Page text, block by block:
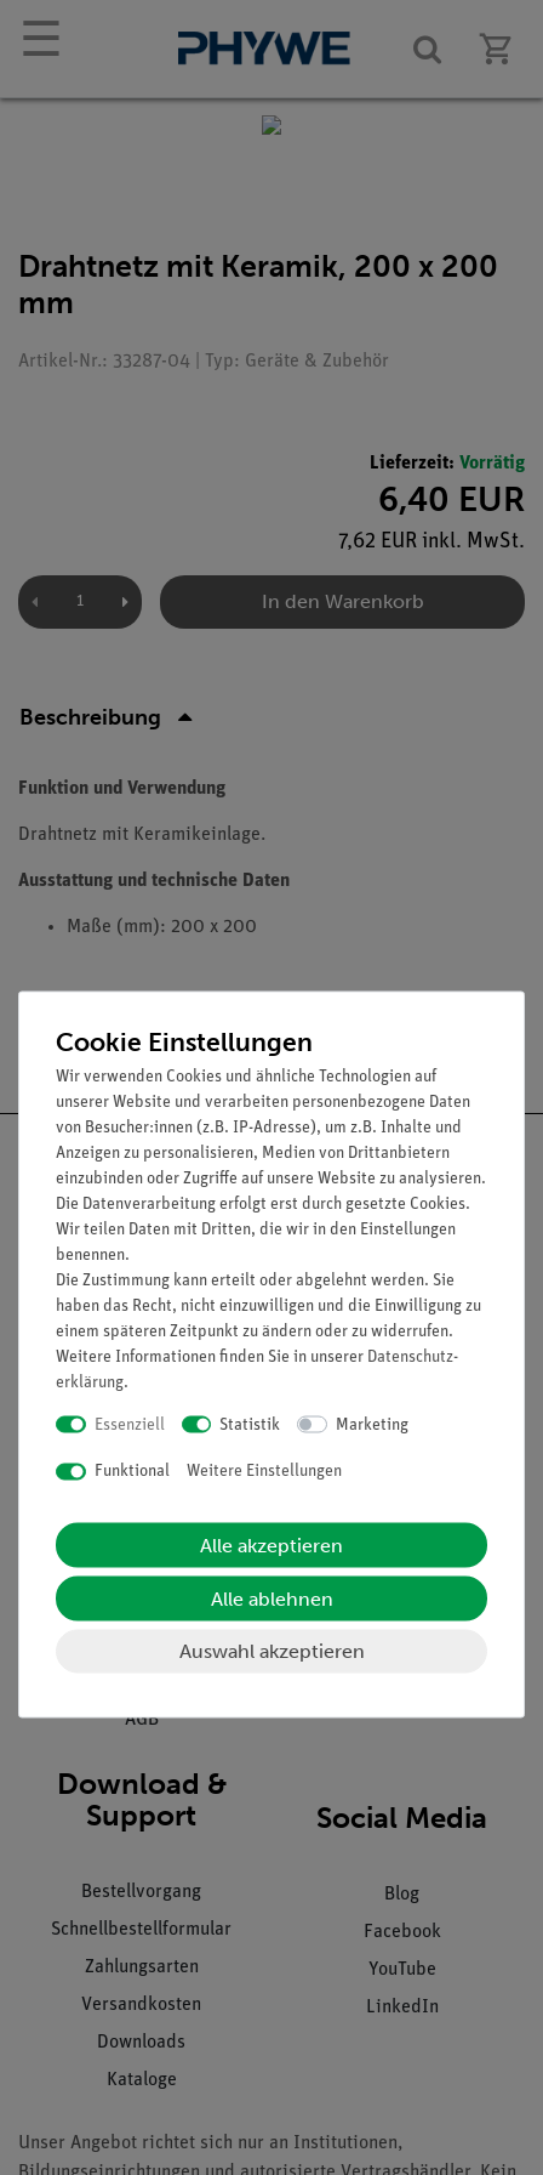
☰
Drahtnetz mit Keramik, 200 x 200
mm
Artikel-Nr.: 33287-04 | Typ: Geräte & Zubehör
Lieferzeit: Vorrätig
6,40 EUR
7,62 EUR inkl. MwSt.
In den Warenkorb
Beschreibung
Funktion und Verwendung
Drahtnetz mit Keramikeinlage.
Ausstattung und technische Daten
Maße (mm): 200 x 200
Versandkostenfrei ab 300,- €
Nach oben
Informationen
Unternehmen
Kontakt
Hinweisgeberschutz
Datenschutz
AGB
Service
Übersicht Service
Einräumservice
Inbetriebnahme & Schulungen
Download &
Support
Bestellvorgang
Schnellbestellformular
Zahlungsarten
Versandkosten
Downloads
Kataloge
Social Media
Blog
Facebook
YouTube
LinkedIn
Unser Angebot richtet sich nur an Institutionen,
Cookie Einstellungen
Wir verwenden Cookies und ähnliche Technologien auf
unserer Website und verarbeiten personenbezogene Daten
von Besucher:innen (z.B. IP-Adresse), um z.B. Inhalte und
Anzeigen zu personalisieren, Medien von Drittanbietern
einzubinden oder Zugriffe auf unsere Website zu analysieren.
Die Datenverarbeitung erfolgt erst durch gesetzte Cookies.
Wir teilen Daten mit Dritten, die wir in den Einstellungen
benennen.
Die Zustimmung kann erteilt oder abgelehnt werden. Sie
haben das Recht, nicht einzuwilligen und die Einwilligung zu
einem späteren Zeitpunkt zu ändern oder zu widerrufen.
Weitere Informationen finden Sie in unserer Daten­schutz­
erklärung.
Essenziell Statistik Marketing
Funktional Weitere Einstellungen
Alle akzeptieren
Alle ablehnen
Auswahl akzeptieren